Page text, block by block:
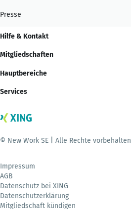
Presse
Hilfe & Kontakt
Mitgliedschaften
Hauptbereiche
Services
© New Work SE | Alle Rechte vorbehalten
Impressum
AGB
Datenschutz bei XING
Datenschutzerklärung
Mitgliedschaft kündigen